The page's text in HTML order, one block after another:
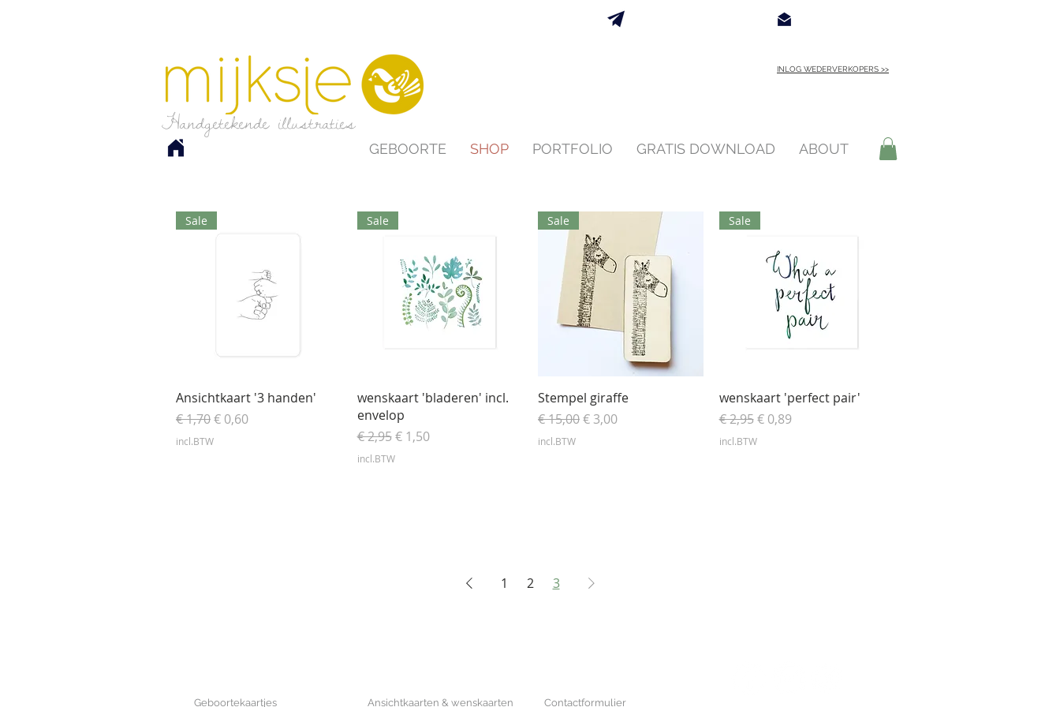
INLOG WEDERVERKOPERS >>
Handgetekende illustraties
GEBOORTE SHOP PORTFOLIO GRATIS DOWNLOAD ABOUT
Snel overzicht
Sale
Ansichtkaart '3 handen'
Normale prijs
€ 1,70Verkoopprijs
€ 0,60
incl.BTW
Snel overzicht
Sale
wenskaart 'bladeren' incl.
envelop
Normale prijs
€ 2,95 Verkoopprijs
€ 1,50
incl.BTW
Snel overzicht
Sale
Stempel giraffe
Normale prijs
€ 15,00Verkoopprijs
€ 3,00
incl.BTW
Snel overzicht
Sale
wenskaart 'perfect pair'
Normale prijs
€ 2,95 Verkoopprijs
€ 0,89
incl.BTW
1 2 3
Geboortekaartjes Ansichtkaarten & wenskaarten Contactformulier